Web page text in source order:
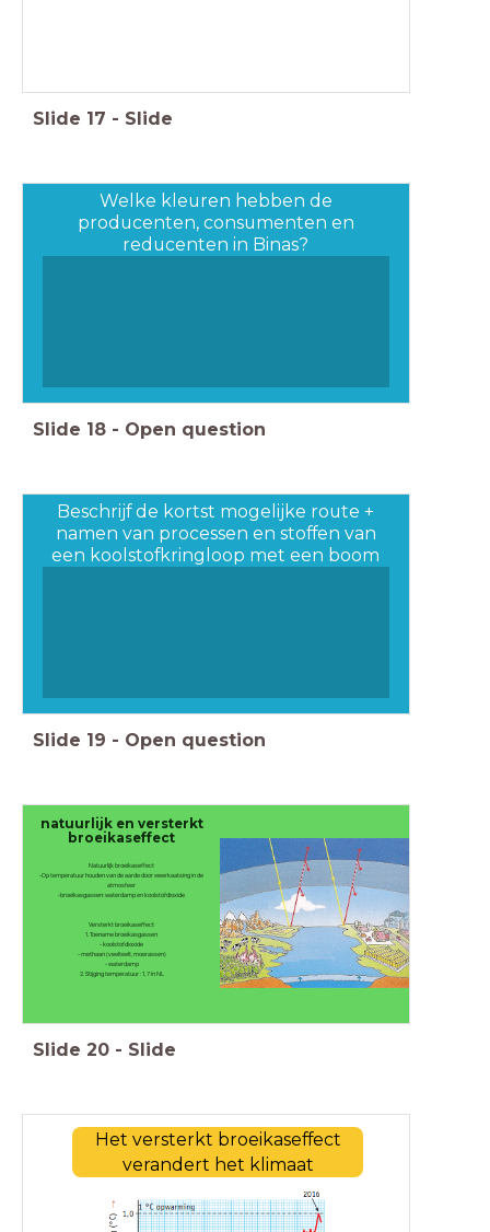
Slide 17 - Slide
Welke kleuren hebben de
producenten, consumenten en
reducenten in Binas?
Slide 18 - Open question
Beschrijf de kortst mogelijke route +
namen van processen en stoffen van
een koolstofkringloop met een boom
Slide 19 - Open question
natuurlijk en versterkt
broeikaseffect
Natuurlijk broeikaseffect
-Op temperatuur houden van de aarde door weerkaatsing in de
atmosfeer
-broeikasgassen: waterdamp en koolstofdioxide
Versterkt broeikaseffect
1. Toename broeikasgassen
- koolstofdioxide
- methaan (veelteelt, moerassen)
- waterdamp
2. Stijging temperatuur : 1, 7 in NL
Slide 20 - Slide
Het versterkt broeikaseffect
verandert het klimaat